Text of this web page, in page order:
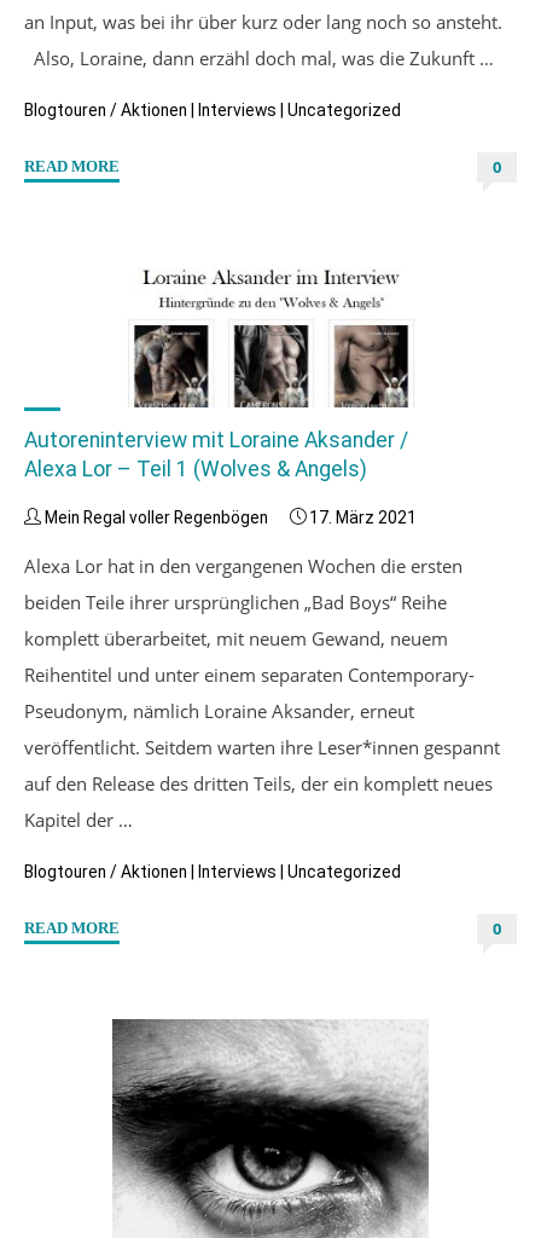
an Input, was bei ihr über kurz oder lang noch so ansteht.
Also, Loraine, dann erzähl doch mal, was die Zukunft …
Blogtouren / Aktionen Interviews Uncategorized
READ MORE
Lor
Teil
2
(Zukunftsaussichten)"
0
Autoreninterview mit Loraine Aksander /
Alexa Lor – Teil 1 (Wolves & Angels)
Mein Regal voller Regenbögen 17. März 2021
Alexa Lor hat in den vergangenen Wochen die ersten
beiden Teile ihrer ursprünglichen „Bad Boys“ Reihe
komplett überarbeitet, mit neuem Gewand, neuem
Reihentitel und unter einem separaten Contemporary-
Pseudonym, nämlich Loraine Aksander, erneut
veröffentlicht. Seitdem warten ihre Leser*innen gespannt
auf den Release des dritten Teils, der ein komplett neues
Kapitel der …
Blogtouren / Aktionen | Interviews | Uncategorized
READ MORE
Aksander
/
Alexa
Lor
–
Teil
1
0